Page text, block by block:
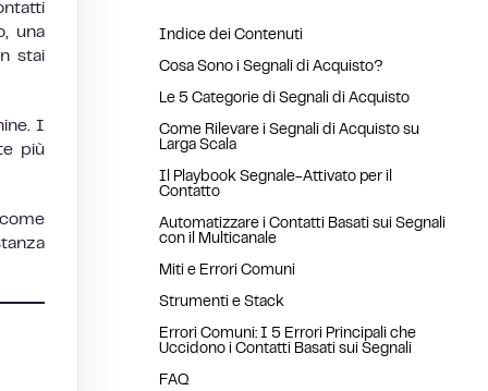
Indice dei Contenuti
Cosa Sono i Segnali di Acquisto?
Le 5 Categorie di Segnali di Acquisto
Come Rilevare i Segnali di Acquisto su
Larga Scala
Il Playbook Segnale-Attivato per il
Contatto
Automatizzare i Contatti Basati sui Segnali
con il Multicanale
Miti e Errori Comuni
Strumenti e Stack
Errori Comuni: I 5 Errori Principali che
Uccidono i Contatti Basati sui Segnali
FAQ
una
stai
I
più